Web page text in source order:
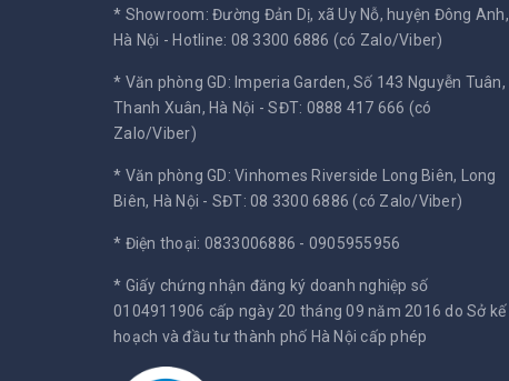
* Showroom: Đường Đản Dị, xã Uy Nỗ, huyện Đông Anh,
Hà Nội - Hotline: 08 3300 6886 (có Zalo/Viber)
* Văn phòng GD: Imperia Garden, Số 143 Nguyễn Tuân,
Thanh Xuân, Hà Nội -SĐT: 0888 417 666 (có
Zalo/Viber)
* Văn phòng GD: Vinhomes Riverside Long Biên, Long
Biên, Hà Nội - SĐT: 08 3300 6886 (có Zalo/Viber)
* Điện thoại: 0833006886 - 0905955956
* Giấy chứng nhận đăng ký doanh nghiệp số
0104911906 cấp ngày 20 tháng 09 năm 2016 do Sở kế
hoạch và đầu tư thành phố Hà Nội cấp phép